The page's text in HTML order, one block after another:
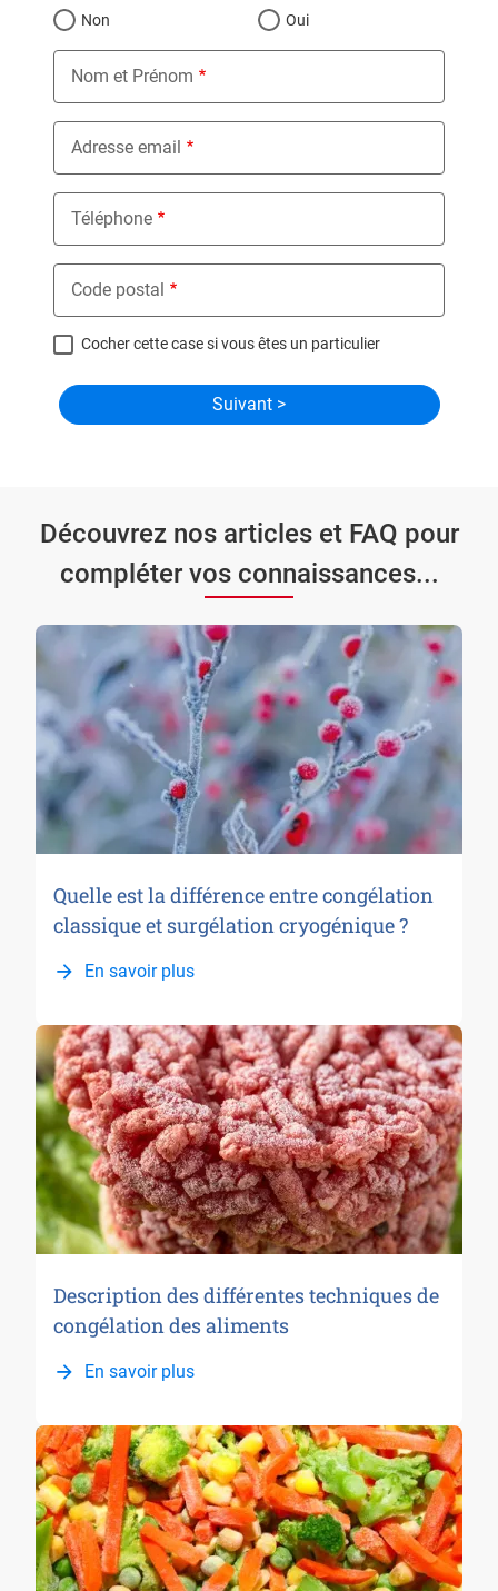
Non Oui
Nom et Prénom
Adresse email
Téléphone
Code postal
Cocher cette case si vous êtes un particulier
Découvrez nos articles et FAQ pour
compléter vos connaissances...
Quelle est la différence entre congélation
classique et surgélation cryogénique ?
En savoir plus
Description des différentes techniques de
congélation des aliments
En savoir plus